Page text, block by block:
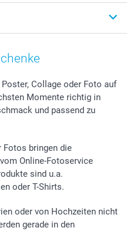
Poster
Collage oder Foto auf
Momente richtig in
und passend zu
Fotos bringen die
Online-Fotoservice
sind u.a.
oder T-Shirts.
oder von Hochzeiten nicht
gerade in den